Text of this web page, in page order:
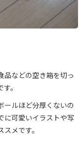
品などの空き箱を切っ
。
ールほど分厚くないの
に可愛いイラストや写
メです。